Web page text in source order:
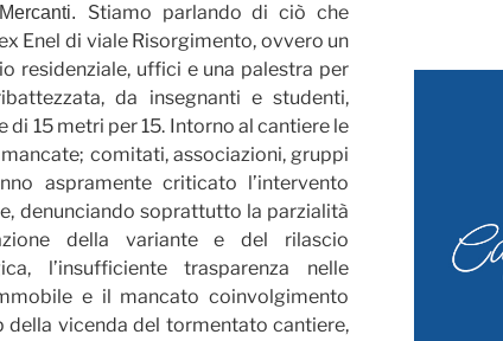
Stiamo parlando di ciò che
Enel di viale Risorgimento, ovvero un
residenziale, uffici e una palestra per
da insegnanti e studenti,
di 15 metri per 15. Intorno al cantiere le
comitati, associazioni, gruppi
aspramente criticato l’intervento
denunciando soprattutto la parzialità
della variante e del rilascio
l’insufficiente trasparenza nelle
e il mancato coinvolgimento
della vicenda del tormentato cantiere,